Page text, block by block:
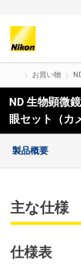
お買い物
ND 生物顕微
眼セット（カ
製品概要
主な仕様
仕様表